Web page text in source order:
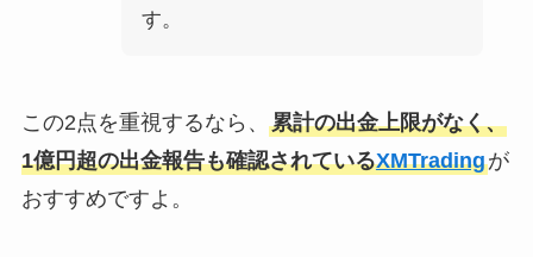
す。
この2点を重視するなら、 累計の出金上限がなく、
1億円超の出金報告も確認されているXMTradingが
おすすめですよ。